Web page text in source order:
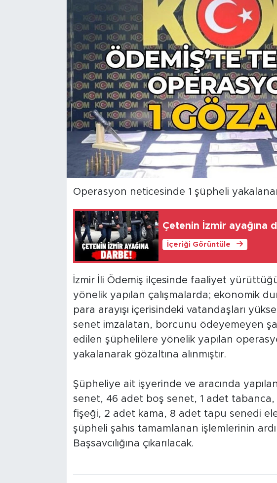
Operasyon neticesinde 1 şüpheli
Çetenin İzmir ayağına
İçeriği Görüntüle
İzmir İli Ödemiş ilçesinde faaliyet
yönelik yapılan çalışmalarda; ekonomik
para arayışı içerisindeki vatandaşları
senet imzalatan, borcunu ödeyemeyen
edilen şüphelilere yönelik yapılan
yakalanarak gözaltına alınmıştır.
Şüpheliye ait işyerinde ve aracında
senet, 46 adet boş senet, 1 adet
fişeği, 2 adet kama, 8 adet tapu senedi ele
şüpheli şahıs tamamlanan işlemlerinin
Başsavcılığına çıkarılacak.